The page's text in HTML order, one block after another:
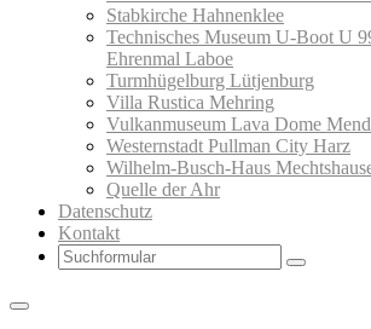
Stabkirche Hahnenklee
Technisches Museum U-Boot U
Ehrenmal Laboe
Turmhügelburg Lütjenburg
Villa Rustica Mehring
Vulkanmuseum Lava Dome
Westernstadt Pullman City Harz
Wilhelm-Busch-Haus
Quelle der Ahr
Datenschutz
Kontakt
Search